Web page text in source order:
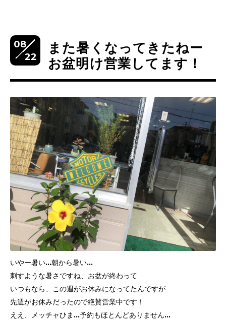
08
22
また暑くなってきたねー
お盆明け営業してます！
いやー暑い…朝から暑い…
刺すような暑さですね、お盆が終わって
いつもなら、この週がお休みになってたんですが
先週がお休みだったので絶賛営業中です！
ええ、メッチャひま…予約もほとんどありません…